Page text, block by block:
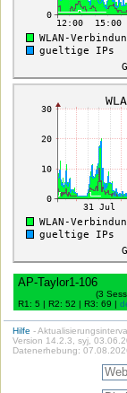
AP-Taylor1-106
(3
R1: 5 | R2: 52 | R3: 69 |
Hilfe -
Version 14.2.3, syj,
Datenerhebung: